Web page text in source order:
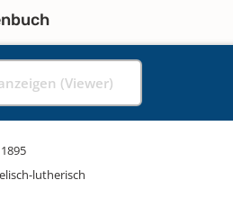
(Viewer)
lutherisch